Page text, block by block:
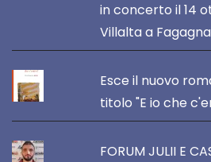
in concerto il 14
Villalta a Fagagna
Esce il nuovo
titolo "E io che
FORUM JULII E